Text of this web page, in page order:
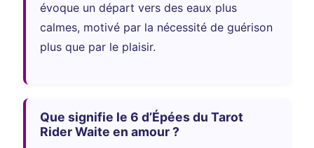
évoque un départ vers des eaux plus
calmes, motivé par la nécessité de guérison
plus que par le plaisir.
Que signifie le 6 d’Épées du Tarot
Rider Waite en amour ?